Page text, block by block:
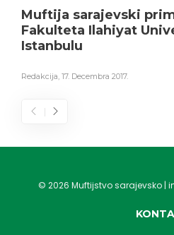
Muftija sarajevski
Fakulteta Ilahiyat
Istanbulu
Redakcija 17. Decembra 2017.
© 2026 Muftijstvo sarajevsko |